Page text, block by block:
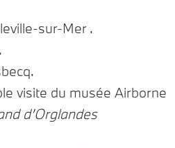
sur-Mer .
visite du musée Airborne
d’Orglandes